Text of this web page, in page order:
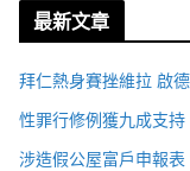
最新文章
拜仁熱身賽挫維拉 啟
性罪行修例獲九成支
涉造假公屋富戶申報